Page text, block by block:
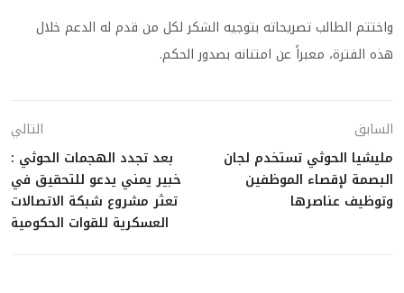
واختتم الطالب تصريحاته بتوجيه الشكر لكل من قدم له الدعم خلال
هذه الفترة، معبراً عن امتنانه بصدور الحكم.
السابق
مليشيا الحوثي تستخدم لجان
البصمة لإقصاء الموظفين
وتوظيف عناصرها
التالي
بعد تجدد الهجمات الحوثي :
خبير يمني يدعو للتحقيق في
تعثر مشروع شبكة الاتصالات
العسكرية للقوات الحكومية